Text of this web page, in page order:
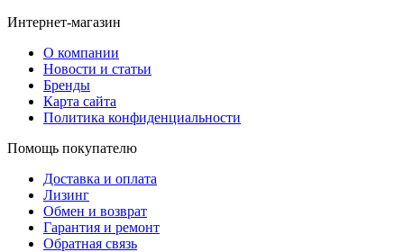
Интернет-магазин
О компании
Новости и статьи
Бренды
Карта сайта
Политика конфиденциальности
Помощь покупателю
Доставка и оплата
Лизинг
Обмен и возврат
Гарантия и ремонт
Обратная связь